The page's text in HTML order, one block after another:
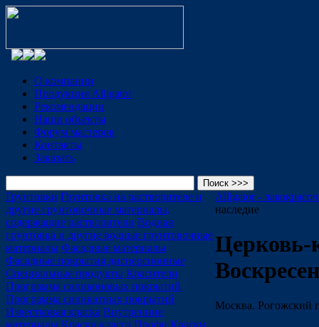
О компании
Продукция Alligator
Рекомендации
Наши объекты
Форум мастеров
Контакты
Заказать
Грунтовки Грунтовка на растворителе и
другие грунтовочные материалы,
содержащие растворители Водная
грунтовка и другие водные грунтовочные
материалы Фасадные материалы
Фасадные покрытия дисперсионные
Специальные продукты Красители
Программа силиконовых покрытий
Программа силикатных покрытий
Известковая краска Внутренние
материалы Краски класса Профи Краски
Alligator -
наследие
Церковь-
Москва. Рогожский